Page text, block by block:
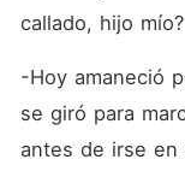
callado, hijo mío?
-Hoy amaneció
se giró para
antes de irse en